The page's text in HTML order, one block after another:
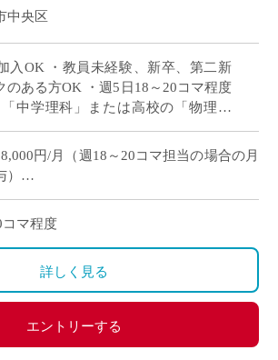
中央区
入OK ・教員未経験、新卒、第二新
のある方OK ・週5日18～20コマ程度
中学理科」または高校の「物理」
タートですが […]
円/月（週18～20コマ担当の場合の月
担当で、社会保険加入
マ程度
詳しく見る
エントリーする